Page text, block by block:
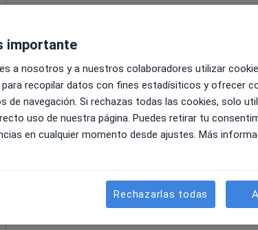
La reserva de cita online no está
Mostrar perfil
importante
a nosotros y a nuestros colaboradores utilizar
recopilar datos con fines estadísiticos y ofrecer
de navegación. Si rechazas todas las cookies, solo
uso de nuestra página. Puedes retirar tu
en cualquier momento desde ajustes. Más
Rechazarlas todas